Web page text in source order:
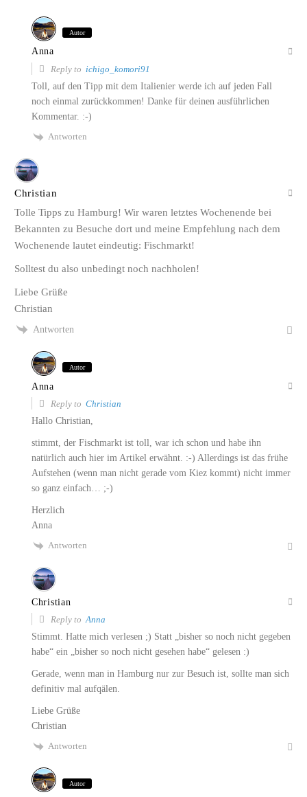
Autor
Anna
Reply to ichigo_komori91
Toll, auf den Tipp mit dem Italienier werde ich auf jeden Fall
noch einmal zurückkommen! Danke für deinen ausführlichen
Kommentar. :-)
Antworten
Christian
Tolle Tipps zu Hamburg! Wir waren letztes Wochenende bei
Bekannten zu Besuche dort und meine Empfehlung nach dem
Wochenende lautet eindeutig: Fischmarkt!
Solltest du also unbedingt noch nachholen!
Liebe Grüße
Christian
Antworten
Autor
Anna
Reply to Christian
Hallo Christian,
stimmt, der Fischmarkt ist toll, war ich schon und habe ihn
natürlich auch hier im Artikel erwähnt. :-) Allerdings ist das frühe
Aufstehen (wenn man nicht gerade vom Kiez kommt) nicht immer
so ganz einfach… ;-)
Herzlich
Anna
Antworten
Christian
Reply toAnna
Stimmt. Hatte mich verlesen ;) Statt „bisher so noch nicht gegeben
habe“ ein „bisher so noch nicht gesehen habe“ gelesen :)
Gerade, wenn man in Hamburg nur zur Besuch ist, sollte man sich
definitiv mal aufqälen.
Liebe Grüße
Christian
Antworten
Autor